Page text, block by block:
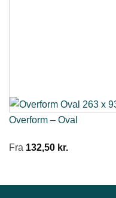
Overform – Oval
Fra 132,50 kr.